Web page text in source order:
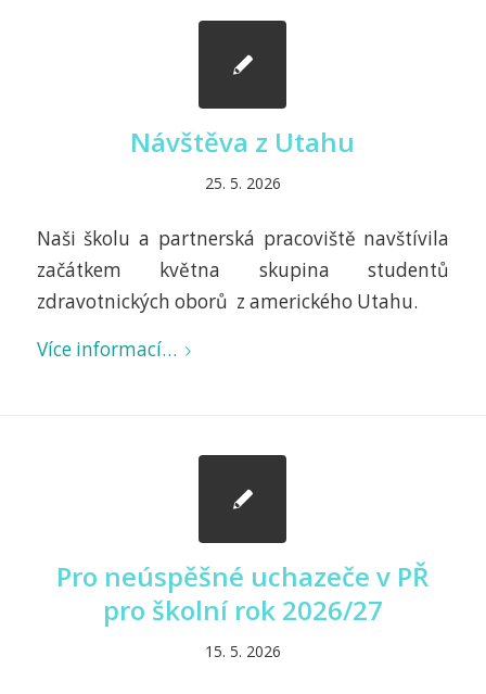
Návštěva z Utahu
25. 5. 2026
Naši školu a partnerská pracoviště navštívila
začátkem května skupina studentů
zdravotnických oborů z amerického Utahu.
Více informací…
Pro neúspěšné uchazeče v PŘ
pro školní rok 2026/27
15. 5. 2026